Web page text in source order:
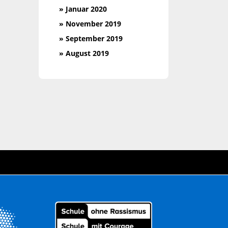
» Januar 2020
» November 2019
» September 2019
» August 2019